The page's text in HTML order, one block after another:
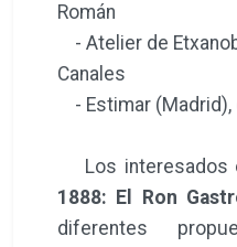
Román
- Atelier de
Canales
- Estimar (Madrid),
Los interesados
1888: El Ron
diferentes